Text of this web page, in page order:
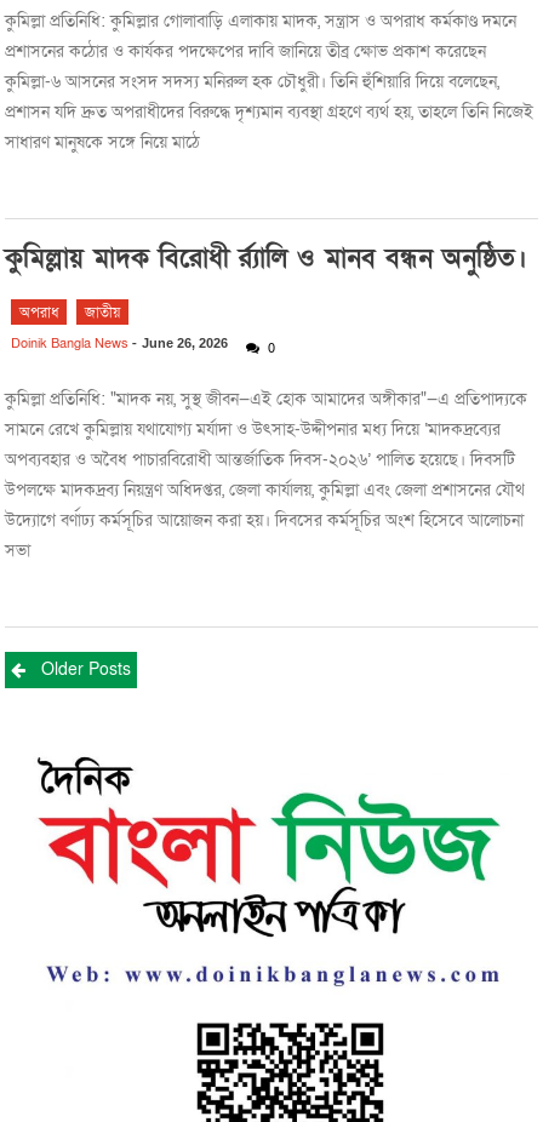
কুমিল্লা প্রতিনিধি: কুমিল্লার গোলাবাড়ি এলাকায় মাদক, সন্ত্রাস ও অপরাধ কর্মকাণ্ড দমনে
প্রশাসনের কঠোর ও কার্যকর পদক্ষেপের দাবি জানিয়ে তীব্র ক্ষোভ প্রকাশ করেছেন
কুমিল্লা-৬ আসনের সংসদ সদস্য মনিরুল হক চৌধুরী। তিনি হুঁশিয়ারি দিয়ে বলেছেন,
প্রশাসন যদি দ্রুত অপরাধীদের বিরুদ্ধে দৃশ্যমান ব্যবস্থা গ্রহণে ব্যর্থ হয়, তাহলে তিনি নিজেই
সাধারণ মানুষকে সঙ্গে নিয়ে মাঠে
কুমিল্লায় মাদক বিরোধী র্র্যালি ও মানব বন্ধন অনুষ্ঠিত।
অপরাধ জাতীয়
Doinik Bangla News -June 26, 2026 0
কুমিল্লা প্রতিনিধি: "মাদক নয়, সুস্থ জীবন—এই হোক আমাদের অঙ্গীকার"—এ প্রতিপাদ্যকে
সামনে রেখে কুমিল্লায় যথাযোগ্য মর্যাদা ও উৎসাহ-উদ্দীপনার মধ্য দিয়ে ‘মাদকদ্রব্যের
অপব্যবহার ও অবৈধ পাচারবিরোধী আন্তর্জাতিক দিবস-২০২৬’ পালিত হয়েছে। দিবসটি
উপলক্ষে মাদকদ্রব্য নিয়ন্ত্রণ অধিদপ্তর, জেলা কার্যালয়, কুমিল্লা এবং জেলা প্রশাসনের যৌথ
উদ্যোগে বর্ণাঢ্য কর্মসূচির আয়োজন করা হয়। দিবসের কর্মসূচির অংশ হিসেবে আলোচনা
সভা
Posts
Older Posts